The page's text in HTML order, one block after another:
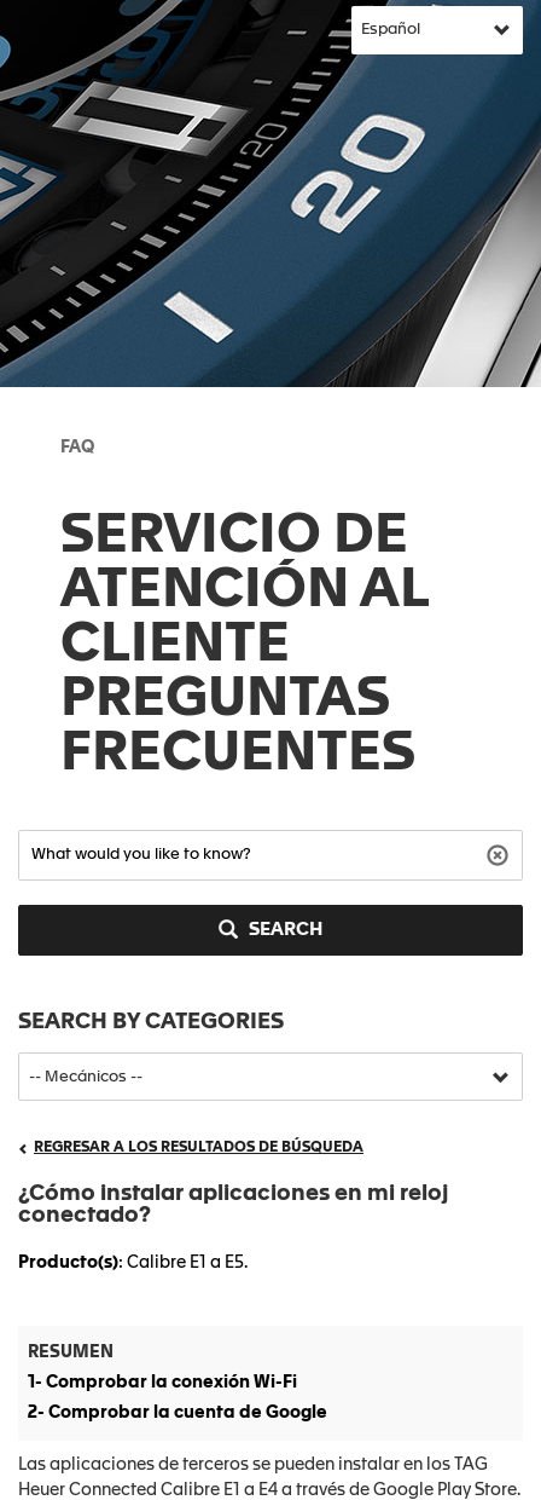
FAQ
SERVICIO DE
ATENCIÓN AL
CLIENTE
PREGUNTAS
FRECUENTES
SEARCH
SEARCH BY CATEGORIES
REGRESAR A LOS RESULTADOS DE BÚSQUEDA
¿Cómo instalar aplicaciones en mi reloj
conectado?
Producto(s): Calibre E1 a E5.
RESUMEN
1- Comprobar la conexión Wi-Fi
2- Comprobar la cuenta de Google
Las aplicaciones de terceros se pueden instalar en los TAG
Heuer Connected Calibre E1 a E4 a través de Google Play Store.